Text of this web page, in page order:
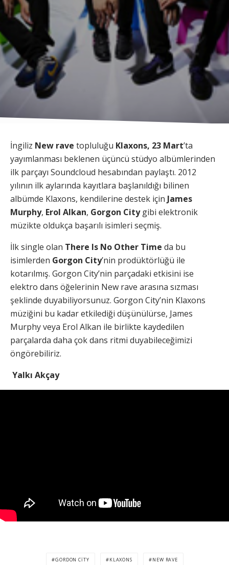
İngiliz New rave topluluğu Klaxons, 23 Mart’ta
yayımlanması beklenen üçüncü stüdyo albümlerinden
ilk parçayı Soundcloud hesabından paylaştı. 2012
yılının ilk aylarında kayıtlara başlanıldığı bilinen
albümde Klaxons, kendilerine destek için James
Murphy, Erol Alkan, Gorgon Citygibi elektronik
müzikte oldukça başarılı isimleri seçmiş.
İlk single olan There Is No Other Time da bu
isimlerden Gorgon City’nin prodüktörlüğü ile
kotarılmış. Gorgon City’nin parçadaki etkisini ise
elektro dans öğelerinin New rave arasına sızması
şeklinde duyabiliyorsunuz. Gorgon City’nin Klaxons
müziğini bu kadar etkilediği düşünülürse, James
Murphy veya Erol Alkan ile birlikte kaydedilen
parçalarda daha çok dans ritmi duyabileceğimizi
öngörebiliriz.
Yalkı Akçay
GORDON CITY KLAXONS NEW RAVE